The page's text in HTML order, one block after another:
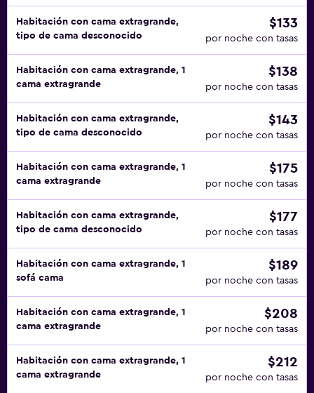
Habitación con cama extragrande,
tipo de cama desconocido
$133
por noche con tasas
Habitación con cama extragrande, 1
cama extragrande
$138
por noche con tasas
Habitación con cama extragrande,
tipo de cama desconocido
$143
por noche con tasas
Habitación con cama extragrande, 1
cama extragrande
$175
por noche con tasas
Habitación con cama extragrande,
tipo de cama desconocido
$177
por noche con tasas
Habitación con cama extragrande, 1
sofá cama
$189
por noche con tasas
Habitación con cama extragrande, 1
cama extragrande
$208
por noche con tasas
Habitación con cama extragrande, 1
cama extragrande
$212
por noche con tasas